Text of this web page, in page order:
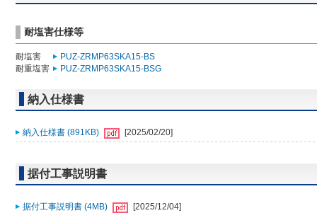
耐塩害仕様等
耐塩害
PUZ-ZRMP63SKA15-BS
耐重塩害
PUZ-ZRMP63SKA15-BSG
納入仕様書
納入仕様書 (891KB) [2025/02/20]
据付工事説明書
据付工事説明書 (4MB) [2025/12/04]